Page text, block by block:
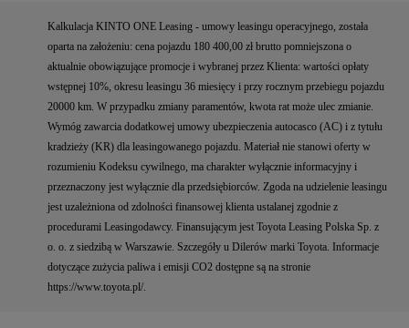
Kalkulacja KINTO ONE Leasing - umowy leasingu operacyjnego, została
oparta na założeniu: cena pojazdu 180 400,00 zł brutto pomniejszona o
aktualnie obowiązujące promocje i wybranej przez Klienta: wartości opłaty
wstępnej 10%, okresu leasingu 36 miesięcy i przy rocznym przebiegu pojazdu
20000 km. W przypadku zmiany paramentów, kwota rat może ulec zmianie.
Wymóg zawarcia dodatkowej umowy ubezpieczenia autocasco (AC) i z tytułu
kradzieży (KR) dla leasingowanego pojazdu. Materiał nie stanowi oferty w
rozumieniu Kodeksu cywilnego, ma charakter wyłącznie informacyjny i
przeznaczony jest wyłącznie dla przedsiębiorców. Zgoda na udzielenie leasingu
jest uzależniona od zdolności finansowej klienta ustalanej zgodnie z
procedurami Leasingodawcy. Finansującym jest Toyota Leasing Polska Sp. z
o. o. z siedzibą w Warszawie. Szczegóły u Dilerów marki Toyota. Informacje
dotyczące zużycia paliwa i emisji CO2 dostępne są na stronie
https://www.toyota.pl/.